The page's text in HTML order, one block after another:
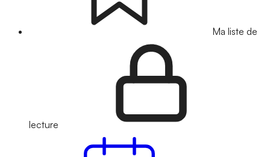
Ma liste de
lecture